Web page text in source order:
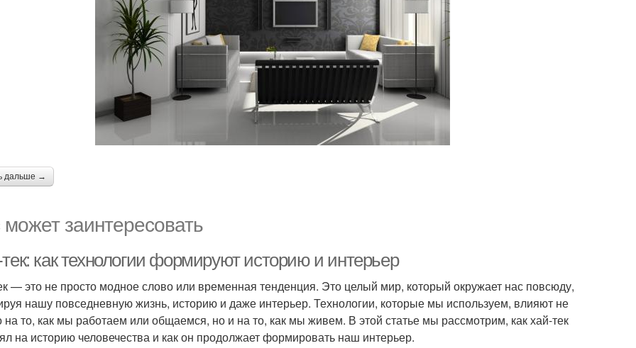
дальше →
заинтересовать
как технологии формируют историю и интерьер
— это не просто модное слово или временная тенденция. Это целый мир, который окружает нас повсюду,
нашу повседневную жизнь, историю и даже интерьер. Технологии, которые мы используем, влияют не
на то, как мы работаем или общаемся, но и на то, как мы живем. В этой статье мы рассмотрим, как хай-тек
на историю человечества и как он продолжает формировать наш интерьер.